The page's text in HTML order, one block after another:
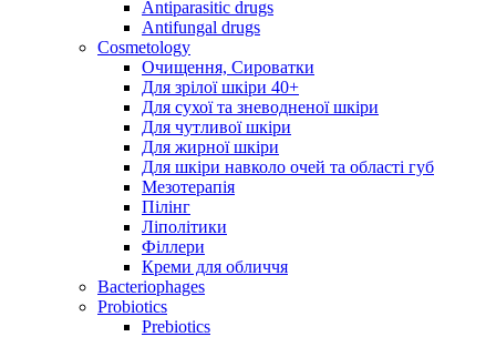
Antiparasitic drugs
Antifungal drugs
Cosmetology
Очищення, Сироватки
Для зрілої шкіри 40+
Для сухої та зневодненої шкіри
Для чутливої шкіри
Для жирної шкіри
Для шкіри навколо очей та області губ
Мезотерапія
Пілінг
Ліполітики
Філлери
Креми для обличчя
Bacteriophages
Probiotics
Prebiotics